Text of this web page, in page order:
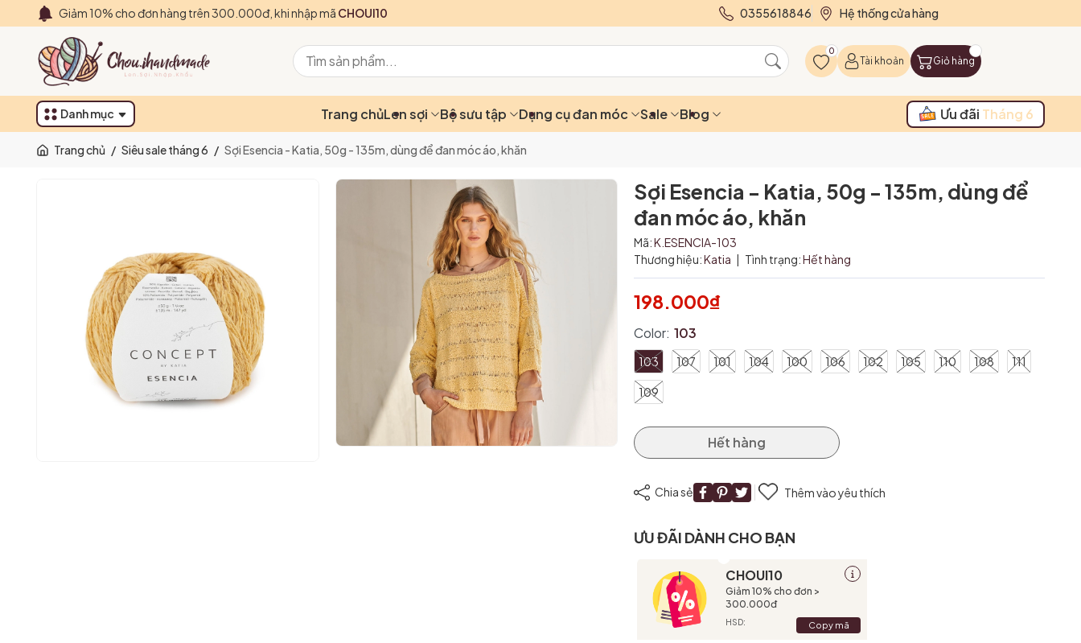
Giảm 10% cho đơn hàng trên 300.000đ, khi nhập mã CHOUI10 0355618846 Hệ thống cửa hàng
0
Tài khoản Giỏ hàng
Danh mục Trang chủLen sợi Bộ sưu tập Dụng cụ đan móc Sale Blog Ưu đãi Tháng 6
Trang chủ / Siêu sale tháng 6 / Sợi Esencia - Katia, 50g - 135m, dùng để đan móc áo, khăn
Sợi Esencia - Katia, 50g - 135m, dùng để
đan móc áo, khăn
Mã:K.ESENCIA-103
Thương hiệu:Katia | Tình trạng:Hết hàng
198.000₫
Color: 103
103 107 101 104 100 106 102 105 110 108 111
109
Hết hàng
Chia sẻ Thêm vào yêu thích
ƯU ĐÃI DÀNH CHO BẠN
CHOUI10
Giảm 10% cho đơn >
300.000đ
HSD: Copy mã